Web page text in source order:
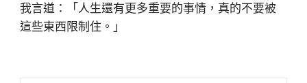
我言道：「人生還有更多重要的事情，真的不要被
這些東西限制住。」